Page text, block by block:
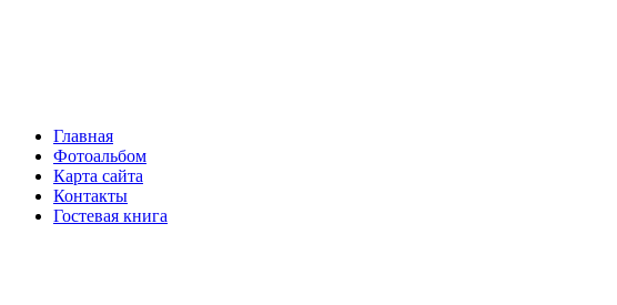
Главная
Фотоальбом
Карта сайта
Контакты
Гостевая книга